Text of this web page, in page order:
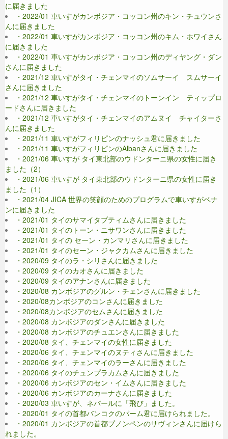
に届きました
・2022/01 車いすがカンボジア・コッコン州のキン・チュウンさ
んに届きました
・2022/01 車いすがカンボジア・コッコン州のキム・ホワイさん
に届きました
・2022/01 車いすがカンボジア・コッコン州のディヤング・ダン
さんに届きました
・2021/12 車いすがタイ・チェンマイのソムサーイ スムサーイ
さんに届きました
・2021/12 車いすがタイ・チェンマイのトーンイン ティップロ
ードさんに届きました
・2021/12 車いすがタイ・チェンマイのアムヌイ チャイターさ
んに届きました
・2021/11 車いすがフィリピンのナッシュ君に届きました
・2021/11 車いすがフィリピンのAlbanさんに届きました
・2021/06 車いすが タイ東北部のウドンターニ県の女性に届き
ました（2）
・2021/06 車いすが タイ東北部のウドンターニ県の女性に届き
ました（1）
・2021/04 JICA 世界の笑顔のためのプログラムで車いすがベナ
ンに届きました
・2021/01 タイのサマイタプティムさんに届きました
・2021/01 タイのトーン・ニサワンさんに届きました
・2021/01 タイの セーン・カンマリさんに届きました
・2021/01 タイのセーン・ジャクカムさんに届きました
・2020/09 タイのラ・シリさんに届きました
・2020/09 タイのカオさんに届きました
・2020/09 タイのアナンさんに届きました
・2020/08 カンボジアのグルン・チェンさんに届きました
・2020/08カンボジアのコンさんに届きました
・2020/08カンボジアのセムさんに届きました
・2020/08 カンボジアのダンさんに届きました
・2020/08 カンボジアのチュエンさんに届きました
・2020/08 タイ、チェンマイの女性に届きました
・2020/06 タイ、チェンマイのヌティさんに届きました
・2020/06 タイ、チェンマイのラーさんに届きました
・2020/06 タイのチュンプラカムさんに届きました
・2020/06 カンボジアのセン・イムさんに届きました
・2020/06 カンボジアのカーナさんに届きました
・2020/03 車いすが、ネパールに「飛び」ました。
・2020/01 タイの首都バンコクのパーム君に届けられました。
・2020/01 カンボジアの首都プノンペンのサヴィンさんに届けら
れました。